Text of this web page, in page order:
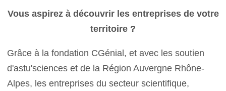
Vous aspirez à découvrir les entreprises de votre
territoire ?
Grâce à la fondation CGénial, et avec les soutien
d'astu'sciences et de la Région Auvergne Rhône-
Alpes, les entreprises du secteur scientifique,